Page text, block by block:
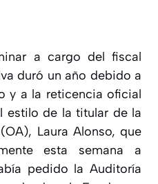
a cargo del fiscal
duró un año debido a
y a la reticencia oficial
estilo de la titular de la
Laura Alonso, que
esta semana a
pedido la Auditoría